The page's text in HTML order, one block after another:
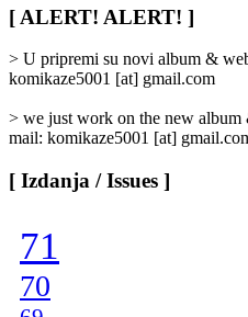
/
Categories
]
[ ALERT! ALERT! ]
> U pripremi su novi album &
komikaze5001 [at] gmail.com
> we just work on the new
mail: komikaze5001 [at]
[ Izdanja / Issues ]
71
70